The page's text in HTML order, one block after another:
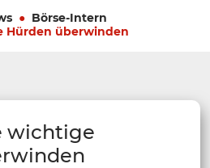
Börse-Intern
Hürden überwinden
wichtige